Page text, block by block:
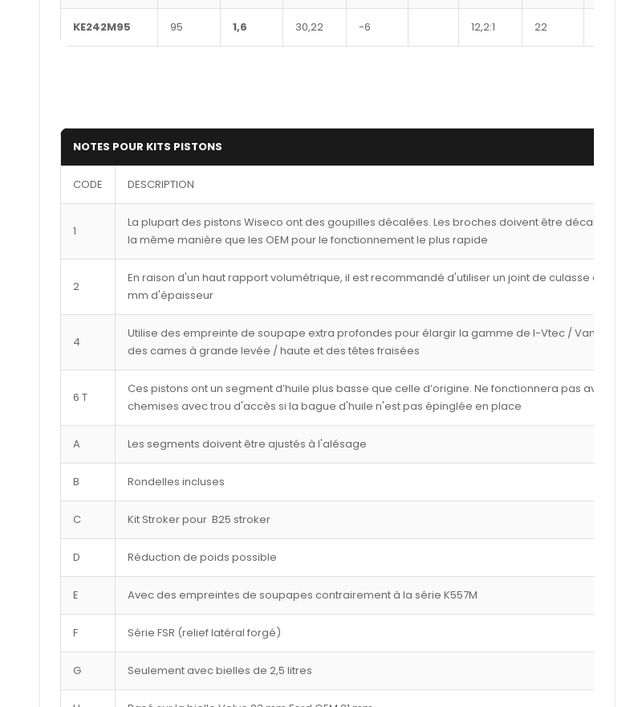
KE242M95 95 1,6 30,22 -6 12,2:1 22
NOTES POUR KITS PISTONS
CODE DESCRIPTION
1
La plupart des pistons Wiseco ont des goupilles décalées. Les broches doivent être décalées de
la même manière que les OEM pour le fonctionnement le plus rapide
2
En raison d'un haut rapport volumétrique, il est recommandé d'utiliser un joint de culasse de 1,00
mm d'épaisseur
4
Utilise des empreinte de soupape extra profondes pour élargir la gamme de I-Vtec / Vanos avec
des cames à grande levée / haute et des têtes fraisées
6 T
Ces pistons ont un segment d’huile plus basse que celle d’origine. Ne fonctionnera pas avec les
chemises avec trou d'accès si la bague d'huile n'est pas épinglée en place
A Les segments doivent être ajustés à l'alésage
B Rondelles incluses
C Kit Stroker pour B25 stroker
D Réduction de poids possible
E Avec des empreintes de soupapes contrairement à la série K557M
F Série FSR (relief latéral forgé)
G Seulement avec bielles de 2,5 litres